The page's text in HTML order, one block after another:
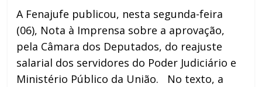
A Fenajufe publicou, nesta segunda-feira
(06), Nota à Imprensa sobre a aprovação,
pela Câmara dos Deputados, do reajuste
salarial dos servidores do Poder Judiciário e
Ministério Público da União. No texto, a